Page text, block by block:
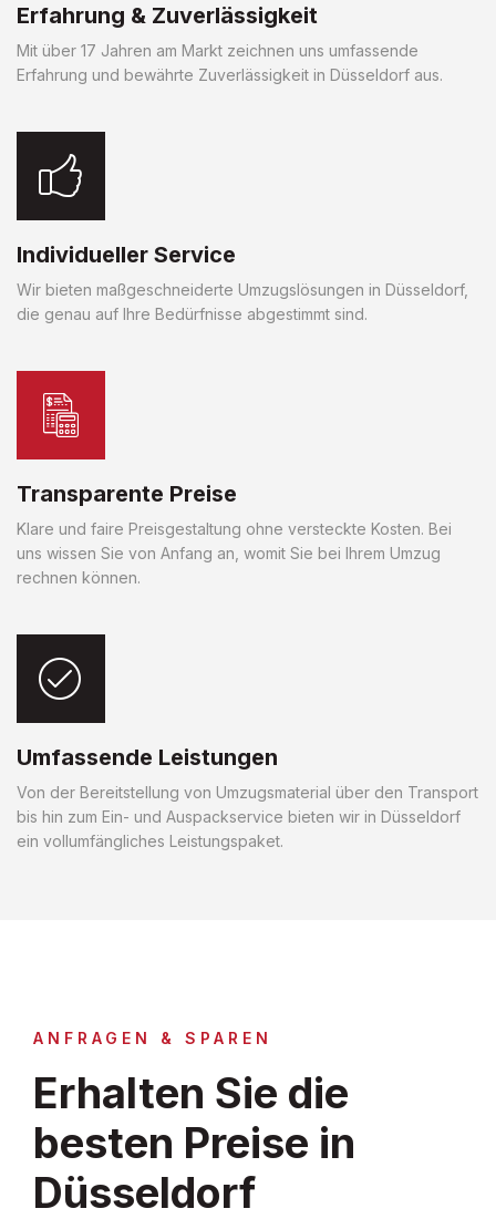
Erfahrung & Zuverlässigkeit
Mit über 17 Jahren am Markt zeichnen uns umfassende
Erfahrung und bewährte Zuverlässigkeit in Düsseldorf aus.
Individueller Service
Wir bieten maßgeschneiderte Umzugslösungen in Düsseldorf,
die genau auf Ihre Bedürfnisse abgestimmt sind.
Transparente Preise
Klare und faire Preisgestaltung ohne versteckte Kosten. Bei
uns wissen Sie von Anfang an, womit Sie bei Ihrem Umzug
rechnen können.
Umfassende Leistungen
Von der Bereitstellung von Umzugsmaterial über den Transport
bis hin zum Ein- und Auspackservice bieten wir in Düsseldorf
ein vollumfängliches Leistungspaket.
ANFRAGEN & SPAREN
Erhalten Sie die
besten Preise in
Düsseldorf